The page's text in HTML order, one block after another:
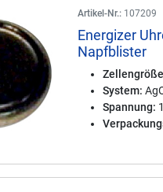
Artikel-Nr.: 107209
Energizer
Napfblister
System:
Spannung: